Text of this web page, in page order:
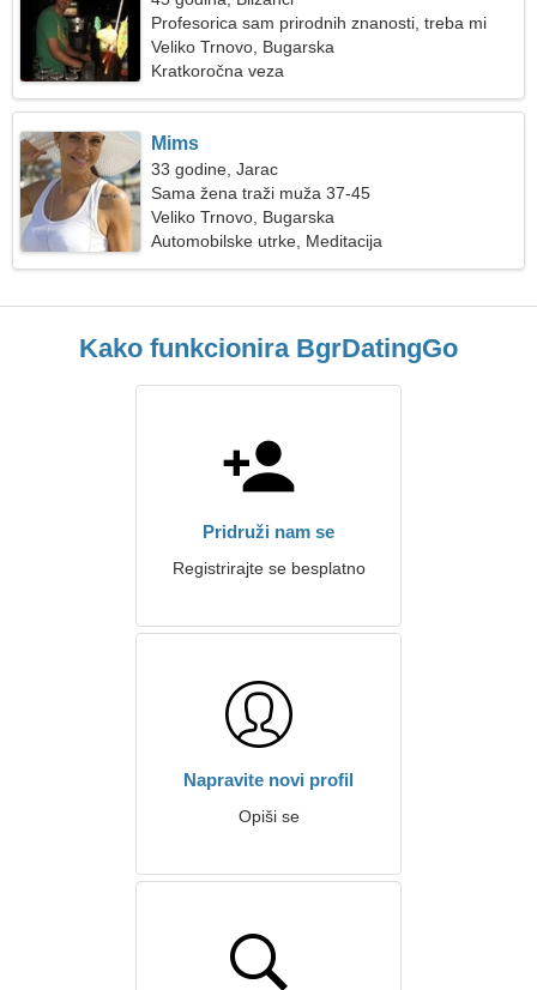
Profesorica sam prirodnih znanosti, treba mi
šarmantna žena
Veliko Trnovo, Bugarska
Kratkoročna veza
Mims
33 godine, Jarac
Sama žena traži muža 37-45
Veliko Trnovo, Bugarska
Automobilske utrke, Meditacija
Kako funkcionira BgrDatingGo
Pridruži nam se
Registrirajte se besplatno
Napravite novi profil
Opiši se